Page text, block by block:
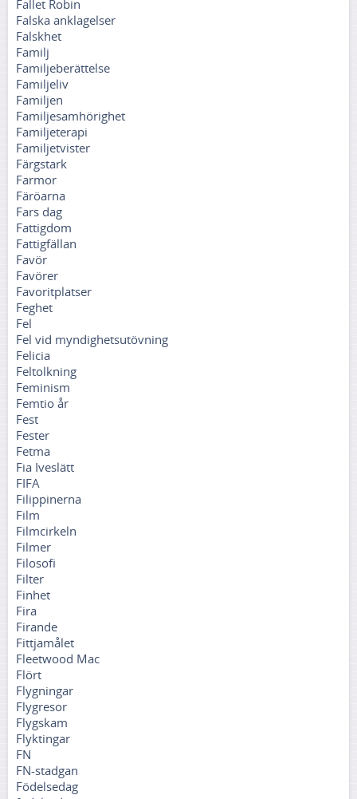
Fallet Robin
Falska anklagelser
Falskhet
Familj
Familjeberättelse
Familjeliv
Familjen
Familjesamhörighet
Familjeterapi
Familjetvister
Färgstark
Farmor
Färöarna
Fars dag
Fattigdom
Fattigfällan
Favör
Favörer
Favoritplatser
Feghet
Fel
Fel vid myndighetsutövning
Felicia
Feltolkning
Feminism
Femtio år
Fest
Fester
Fetma
Fia Iveslätt
FIFA
Filippinerna
Film
Filmcirkeln
Filmer
Filosofi
Filter
Finhet
Fira
Firande
Fittjamålet
Fleetwood Mac
Flört
Flygningar
Flygresor
Flygskam
Flyktingar
FN
FN-stadgan
Födelsedag